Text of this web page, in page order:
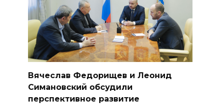
Вячеслав Федорищев и Леонид
Симановский обсудили
перспективное развитие